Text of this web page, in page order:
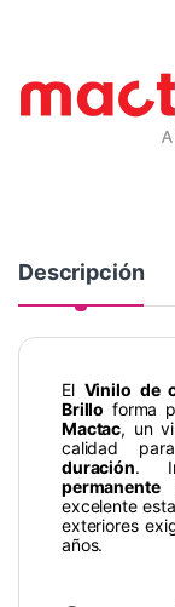
Descripción
El Vinilo de
Brillo forma
Mactac, un
calidad
duración.
permanente
excelente
exteriores
años.